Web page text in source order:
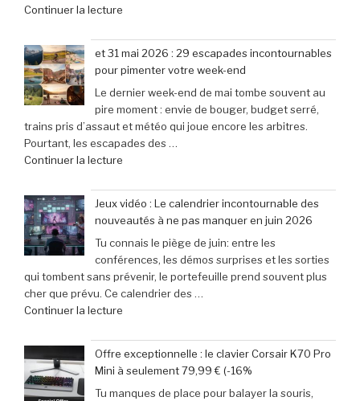
79,99
€
(-25% »
Continuer la lecture
au
Morocco
Gaming
Expo
:
le
rendez-
des
passionnés
de
jeux
vidéo
en
Afrique »
et 31 mai 2026 : 29 escapades incontournables
pour pimenter votre week-end
Le dernier week-end de mai tombe souvent au
pire moment : envie de bouger, budget serré,
trains pris d’assaut et météo qui joue encore les arbitres.
Pourtant, les escapades des …
Continuer la lecture
31
mai
2026
:
29
escapades
incontournables
votre
week-
end »
Jeux vidéo : Le calendrier incontournable des
nouveautés à ne pas manquer en juin 2026
Tu connais le piège de juin: entre les
conférences, les démos surprises et les sorties
qui tombent sans prévenir, le portefeuille prend souvent plus
cher que prévu. Ce calendrier des …
Continuer la lecture
vidéo
Le
calendrier
Offre exceptionnelle : le clavier Corsair K70 Pro
Mini à seulement 79,99 € (-16%
Tu manques de place pour balayer la souris,